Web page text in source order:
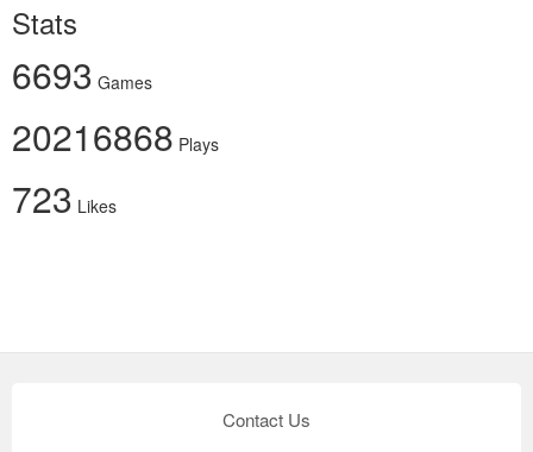
Stats
6693 Games
20216868 Plays
723 Likes
Contact Us